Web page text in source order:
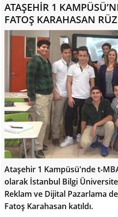
ATAŞEHİR 1
FATOŞ KARAHASAN
Ataşehir 1 Kampüsü'nde t-
olarak İstanbul Bilgi
Reklam ve Dijital Pazarlama
Fatoş Karahasan katıldı.